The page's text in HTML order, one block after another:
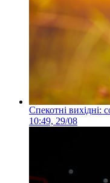
Спекотні вихідні:
10:49, 29/08